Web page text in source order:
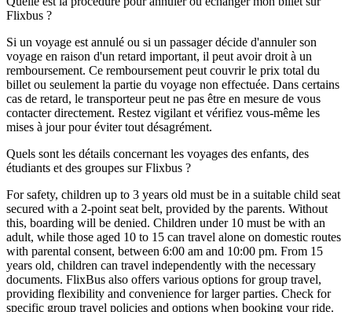
Flixbus ?
Si un voyage est annulé ou si un passager décide d'annuler son
voyage en raison d'un retard important, il peut avoir droit à un
remboursement. Ce remboursement peut couvrir le prix total du
billet ou seulement la partie du voyage non effectuée. Dans certains
cas de retard, le transporteur peut ne pas être en mesure de vous
contacter directement. Restez vigilant et vérifiez vous-même les
mises à jour pour éviter tout désagrément.
Quels sont les détails concernant les voyages des enfants, des
étudiants et des groupes sur Flixbus ?
For safety, children up to 3 years old must be in a suitable child seat
secured with a 2-point seat belt, provided by the parents. Without
this, boarding will be denied. Children under 10 must be with an
adult, while those aged 10 to 15 can travel alone on domestic routes
with parental consent, between 6:00 am and 10:00 pm. From 15
years old, children can travel independently with the necessary
documents. FlixBus also offers various options for group travel,
providing flexibility and convenience for larger parties. Check for
specific group travel policies and options when booking your ride.